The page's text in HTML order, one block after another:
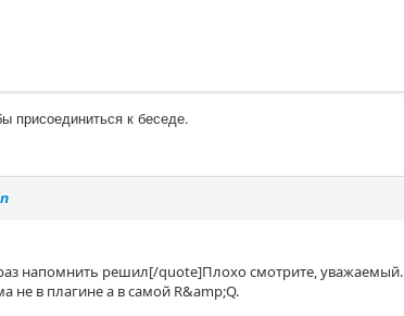
присоединиться к беседе.
напомнить решил[/quote]Плохо смотрите, уважаемый.
не в плагине а в самой R&amp;Q.